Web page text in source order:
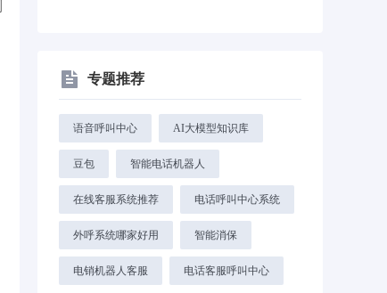
专题推荐
语音呼叫中心 AI大模型知识库
豆包 智能电话机器人
在线客服系统推荐 电话呼叫中心系统
外呼系统哪家好用 智能消保
电销机器人客服 电话客服呼叫中心